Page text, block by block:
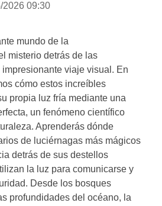
2026 09:30
mundo de la
misterio detrás de las
impresionante viaje visual. En
cómo estos increíbles
propia luz fría mediante una
un fenómeno científico
Aprenderás dónde
de luciérnagas más mágicos
detrás de sus destellos
la luz para comunicarse y
Desde los bosques
profundidades del océano, la